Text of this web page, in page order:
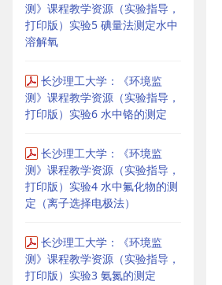
测》课程教学资源（实验指导，
打印版）实验5 碘量法测定水中
溶解氧
长沙理工大学：《环境监
测》课程教学资源（实验指导，
打印版）实验6 水中铬的测定
长沙理工大学：《环境监
测》课程教学资源（实验指导，
打印版）实验4 水中氟化物的测
定（离子选择电极法）
长沙理工大学：《环境监
测》课程教学资源（实验指导，
打印版）实验3 氨氮的测定